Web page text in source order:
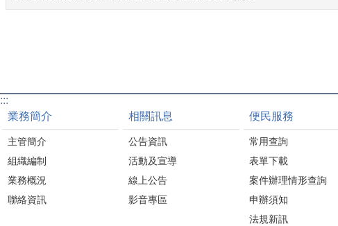
:::
業務簡介
主管簡介
組織編制
業務概況
聯絡資訊
相關訊息
公告資訊
活動及宣導
線上公告
影音專區
便民服務
常用查詢
表單下載
案件辦理情形查詢
申辦須知
法規新訊